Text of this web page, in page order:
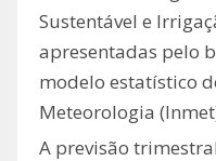
Sustentável e
apresentadas pelo
modelo estatístico
Meteorologia
A previsão